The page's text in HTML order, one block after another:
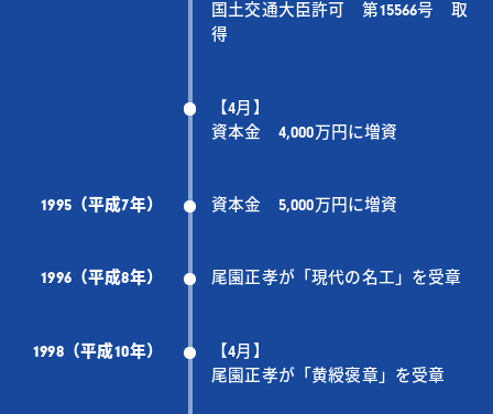
国土交通大臣許可 第15566号 取
得
【4月】
資本金 4,000万円に増資
1995（平成7年） 資本金 5,000万円に増資
1996（平成8年） 尾園正孝が「現代の名工」を受章
1998（平成10年）
【4月】
尾園正孝が「黄綬褒章」を受章